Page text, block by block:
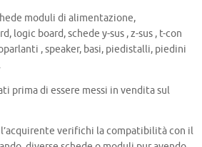
moduli di alimentazione,
logic board, schede y-sus , z-sus , t-con
, speaker, basi, piedistalli, piedini
prima di essere messi in vendita sul
verifichi la compatibilità con il